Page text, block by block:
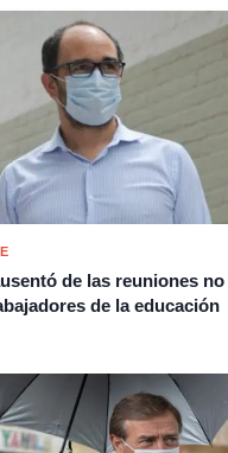
de las reuniones no
de la educación